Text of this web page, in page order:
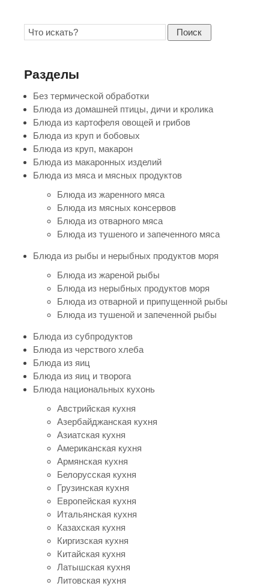
Поиск
Разделы
Без термической обработки
Блюда из домашней птицы, дичи и кролика
Блюда из картофеля овощей и грибов
Блюда из круп и бобовых
Блюда из круп, макарон
Блюда из макаронных изделий
Блюда из мяса и мясных продуктов
Блюда из жаренного мяса
Блюда из мясных консервов
Блюда из отварного мяса
Блюда из тушеного и запеченного мяса
Блюда из рыбы и нерыбных продуктов моря
Блюда из жареной рыбы
Блюда из нерыбных продуктов моря
Блюда из отварной и припущенной рыбы
Блюда из тушеной и запеченной рыбы
Блюда из субпродуктов
Блюда из черствого хлеба
Блюда из яиц
Блюда из яиц и творога
Блюда национальных кухонь
Австрийская кухня
Азербайджанская кухня
Азиатская кухня
Американская кухня
Армянская кухня
Белорусская кухня
Грузинская кухня
Европейская кухня
Итальянская кухня
Казахская кухня
Киргизская кухня
Китайская кухня
Латышская кухня
Литовская кухня